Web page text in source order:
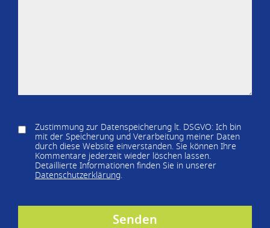
Zustimmung zur Datenspeicherung lt. DSGVO: Ich bin
mit der Speicherung und Verarbeitung meiner Daten
durch diese Website einverstanden. Sie können Ihre
Kommentare jederzeit wieder löschen lassen.
Detaillierte Informationen finden Sie in unserer
Datenschutzerklärung.